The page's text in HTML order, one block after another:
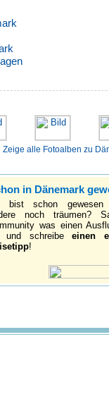
Zeige alle Fotoalben zu
in Dänemark
bist schon gewesen
noch träumen?
was einen
und schreibeeinen
!